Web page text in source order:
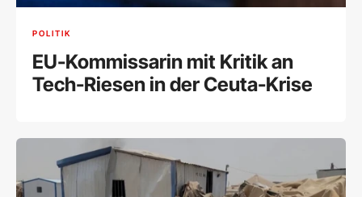
POLITIK
EU-Kommissarin mit Kritik an
Tech-Riesen in der Ceuta-Krise